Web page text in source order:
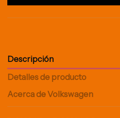
Descripción
Detalles de producto
Acerca de Volkswagen